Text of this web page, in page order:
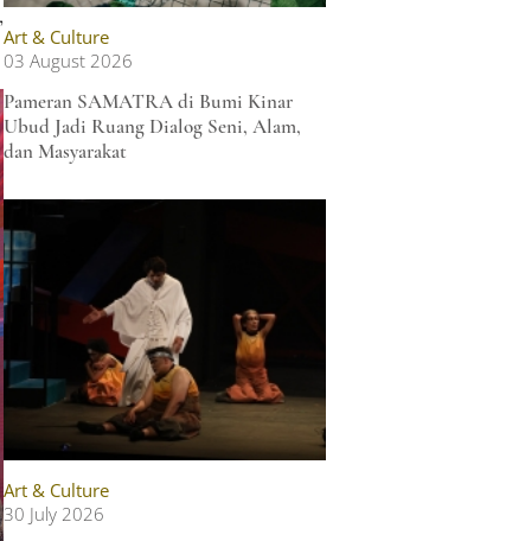
Art & Culture
03 August 2026
Pameran SAMATRA di Bumi Kinar
Ubud Jadi Ruang Dialog Seni, Alam,
dan Masyarakat
Art & Culture
30 July 2026